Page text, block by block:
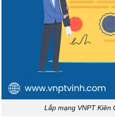
Lắp mạng VNPT Kiên